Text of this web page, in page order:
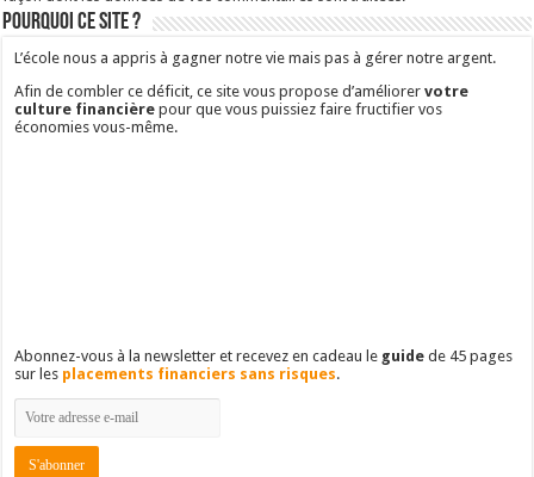
Pourquoi ce site ?
L’école nous a appris à gagner notre vie mais pas à gérer notre argent.
Afin de combler ce déficit, ce site vous propose d’améliorervotre
culture financière pour que vous puissiez faire fructifier vos
économies vous-même.
Abonnez-vous à la newsletter et recevez en cadeau le guide de 45 pages
sur les placements financiers sans risques.